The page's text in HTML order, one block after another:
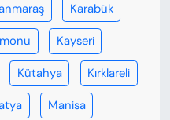
Karabük
Kayseri
Kütahya Kırklareli
Manisa